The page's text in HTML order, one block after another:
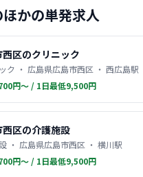
かの単発求人
区のクリニック
ク ・ 広島県広島市西区 ・ 西広島駅
円〜 / 1日最低9,500円
区の介護施設
・ 広島県広島市西区 ・ 横川駅
円〜 / 1日最低9,500円